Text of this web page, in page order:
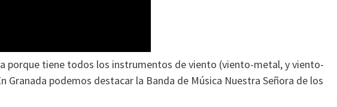
porque tiene todos los instrumentos de viento (viento-metal, y viento-
Granada podemos destacar la Banda de Música Nuestra Señora de los